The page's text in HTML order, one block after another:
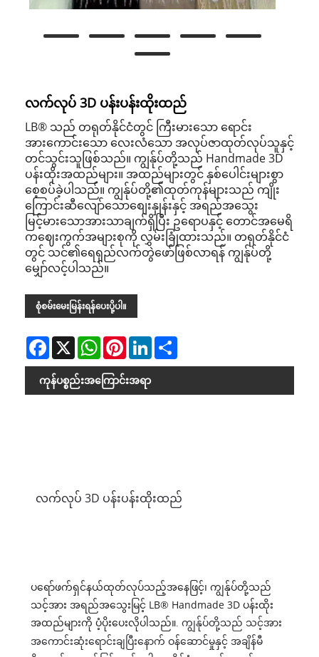
လက်လုပ် 3D ပန်းပန်းထိုးထည်
LB® သည် တရုတ်နိုင်ငံတွင် ကြီးမားသော ရောင်း
အားကောင်းသော လေးလံသော အလုပ်ဇာထုတ်လုပ်သူနှင့်
တင်သွင်းသူဖြစ်သည်။ ကျွန်ုပ်တို့သည် Handmade 3D
ပန်းထိုးအထည်များ။ အထည်များတွင် နှစ်ပေါင်းများစွာ
စေ့စပ်ခဲ့ပါသည်။ ကျွန်ုပ်တို့၏ထုတ်ကုန်များသည် ကျိုး
ကြောင်းဆီလျော်သောစျေးနှုန်းနှင့် အရည်အသွေး
မြင့်မားသောအားသာချက်ရှိပြီး ဥရောပနှင့် တောင်အမေရိ
ကဈေးကွက်အများစုကို လွှမ်းခြုံထားသည်။ တရုတ်နိုင်ငံ
တွင် သင်၏ရေရှည်လက်တွဲဖော်ဖြစ်လာရန် ကျွန်ုပ်တို့
မျှော်လင့်ပါသည်။
စုံစမ်းမေးမြန်းရန်ပေးပို့ပါ။
Facebook
X WhatsAppPinterestLinkedIn
ကုန်ပစ္စည်းအကြောင်းအရာ
လက်လုပ် 3D ပန်းပန်းထိုးထည်
ပရော်ဖက်ရှင်နယ်ထုတ်လုပ်သည့်အနေဖြင့်၊ ကျွန်ုပ်တို့သည်
သင့်အား အရည်အသွေးမြင့် LB® Handmade 3D ပန်းထိုး
အထည်များကို ပံ့ပိုးပေးလိုပါသည်။. ကျွန်ုပ်တို့သည် သင့်အား
အကောင်းဆုံးရောင်းချပြီးနောက် ဝန်ဆောင်မှုနှင့် အချိန်မီ